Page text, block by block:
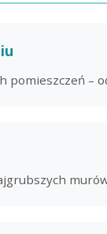
pomieszczeń –